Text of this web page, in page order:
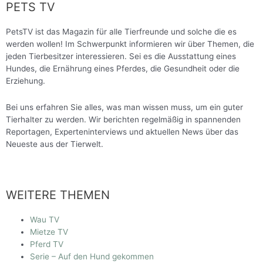
PETS TV
PetsTV ist das Magazin für alle Tierfreunde und solche die es
werden wollen! Im Schwerpunkt informieren wir über Themen, die
jeden Tierbesitzer interessieren. Sei es die Ausstattung eines
Hundes, die Ernährung eines Pferdes, die Gesundheit oder die
Erziehung.
Bei uns erfahren Sie alles, was man wissen muss, um ein guter
Tierhalter zu werden. Wir berichten regelmäßig in spannenden
Reportagen, Experteninterviews und aktuellen News über das
Neueste aus der Tierwelt.
WEITERE THEMEN
Wau TV
Mietze TV
Pferd TV
Serie – Auf den Hund gekommen